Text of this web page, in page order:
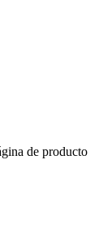
de producto